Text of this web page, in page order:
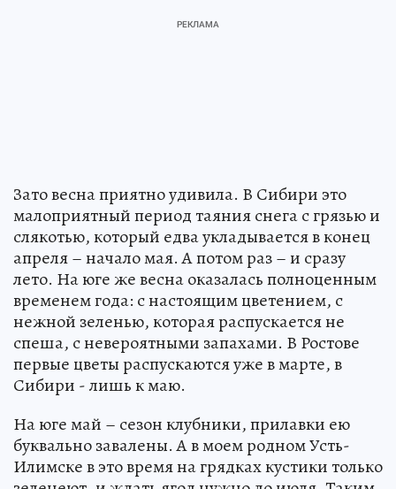
Зато весна приятно удивила. В Сибири это
малоприятный период таяния снега с грязью и
слякотью, который едва укладывается в конец
апреля – начало мая. А потом раз – и сразу
лето. На юге же весна оказалась полноценным
временем года: с настоящим цветением, с
нежной зеленью, которая распускается не
спеша, с невероятными запахами. В Ростове
первые цветы распускаются уже в марте, в
Сибири - лишь к маю.
На юге май – сезон клубники, прилавки ею
буквально завалены. А в моем родном Усть-
Илимске в это время на грядках кустики только